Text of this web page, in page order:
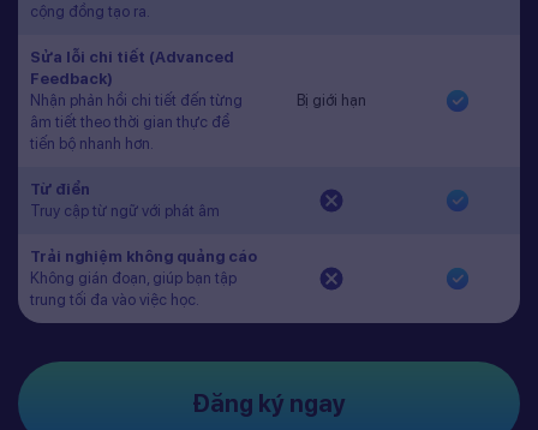
cộng đồng tạo ra.
Sửa lỗi chi tiết (Advanced
Feedback)
Nhận phản hồi chi tiết đến từng
âm tiết theo thời gian thực để
tiến bộ nhanh hơn.
Bị giới hạn
Từ điển
Truy cập từ ngữ với phát âm
Trải nghiệm không quảng cáo
Không gián đoạn, giúp bạn tập
trung tối đa vào việc học.
Đăng ký ngay